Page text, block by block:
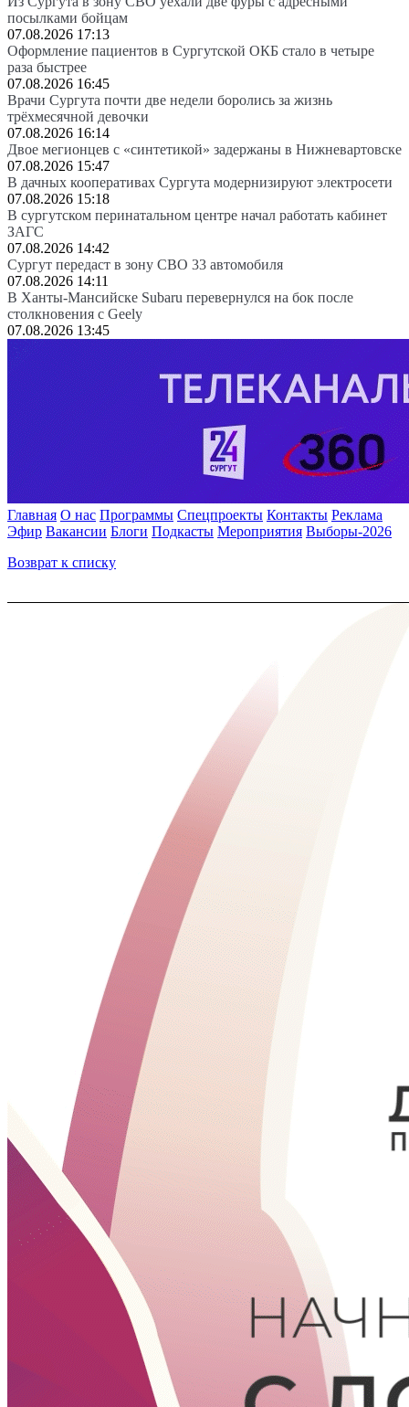
посылками бойцам
07.08.2026 17:13
Оформление пациентов в Сургутской ОКБ стало в четыре
раза быстрее
07.08.2026 16:45
Врачи Сургута почти две недели боролись за жизнь
трёхмесячной девочки
07.08.2026 16:14
Двое мегионцев с «синтетикой» задержаны в Нижневартовске
07.08.2026 15:47
В дачных кооперативах Сургута модернизируют электросети
07.08.2026 15:18
В сургутском перинатальном центре начал работать кабинет
ЗАГС
07.08.2026 14:42
Сургут передаст в зону СВО 33 автомобиля
07.08.2026 14:11
В Ханты-Мансийске Subaru перевернулся на бок после
столкновения с Geely
07.08.2026 13:45
Главная О нас Программы Спецпроекты Контакты Реклама
Эфир Вакансии Блоги Подкасты Мероприятия Выборы-2026
Возврат к списку